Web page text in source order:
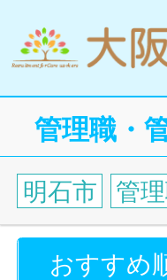
管理職・
明石市 管
おすすめ